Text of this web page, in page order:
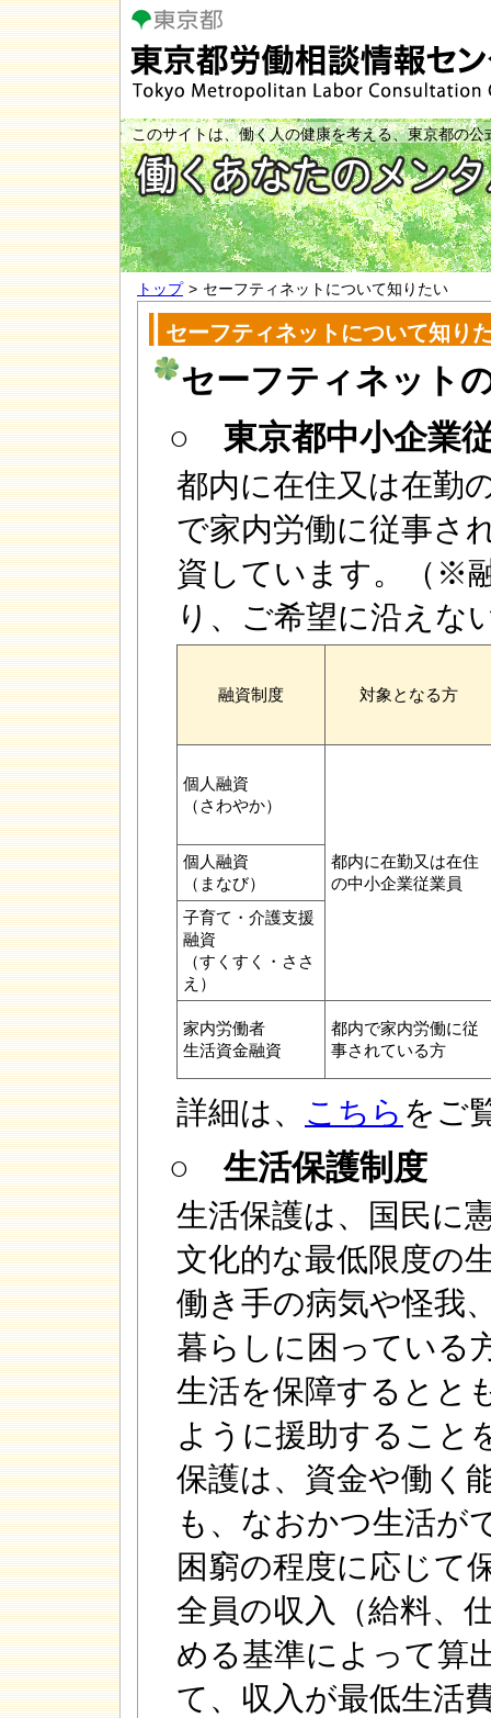
本
文
へ
移
動
このサイトは、働く人の健康を考える、東京都の公
トップ > セーフティネットについて知りたい
セーフティネットについて知り
セーフティネット
○ 東京都中小企業
都内に在住又は在勤
で家内労働に従事さ
資しています。（※
り、ご希望に沿えな
融資制度 対象となる方
個人融資
（さわやか）
都内に在勤又は在住
の中小企業従業員
個人融資
（まなび）
子育て・介護支援
融資
（すくすく・ささ
え）
家内労働者
生活資金融資
都内で家内労働に従
事されている方
詳細は、 こちら をご
○ 生活保護制度
生活保護は、国民に
文化的な最低限度の
働き手の病気や怪我
暮らしに困っている
生活を保障するとと
ように援助すること
保護は、資金や働く
も、なおかつ生活が
困窮の程度に応じて
全員の収入（給料、
める基準によって算
て、収入が最低生活